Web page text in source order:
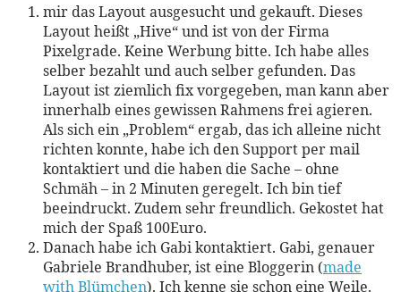
mir das Layout ausgesucht und gekauft. Dieses
Layout heißt „Hive“ und ist von der Firma
Pixelgrade. Keine Werbung bitte. Ich habe alles
selber bezahlt und auch selber gefunden. Das
Layout ist ziemlich fix vorgegeben, man kann aber
innerhalb eines gewissen Rahmens frei agieren.
Als sich ein „Problem“ ergab, das ich alleine nicht
richten konnte, habe ich den Support per mail
kontaktiert und die haben die Sache – ohne
Schmäh – in 2 Minuten geregelt. Ich bin tief
beeindruckt. Zudem sehr freundlich. Gekostet hat
mich der Spaß 100Euro.
Danach habe ich Gabi kontaktiert. Gabi, genauer
Gabriele Brandhuber, ist eine Bloggerin (made
with Blümchen). Ich kenne sie schon eine Weile.